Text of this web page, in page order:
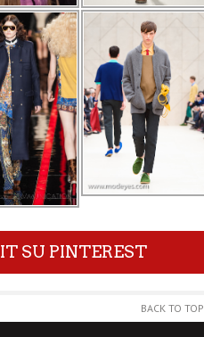
SU PINTEREST
BACK TO TOP